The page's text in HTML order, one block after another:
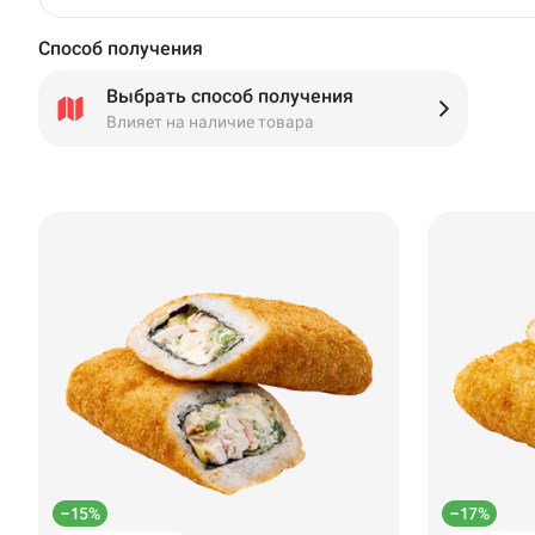
Способ получения
Выбрать способ получения
Влияет на наличие товара
–15% –17%